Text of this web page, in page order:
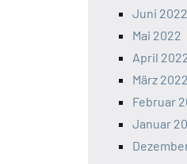
Juni 2022
Mai 2022
April
März 2022
Februar
Januar